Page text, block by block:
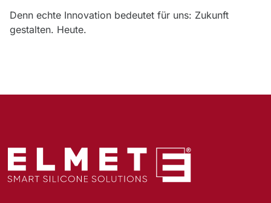
Denn echte Innovation bedeutet für uns: Zukunft
gestalten. Heute.